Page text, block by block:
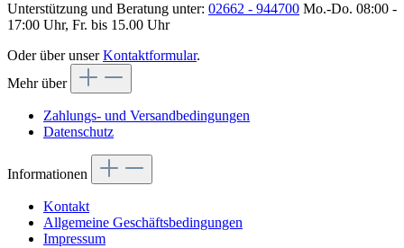
Unterstützung und Beratung unter: 02662 - 944700 Mo.-Do. 08:00 -
17:00 Uhr, Fr. bis 15.00 Uhr
Oder über unserKontaktformular.
Mehr über
Zahlungs- und Versandbedingungen
Datenschutz
Informationen
Kontakt
Allgemeine Geschäftsbedingungen
Impressum